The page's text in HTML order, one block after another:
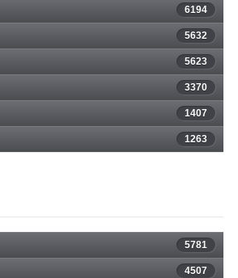
6194
5632
5623
3370
1407
1263
5781
4507